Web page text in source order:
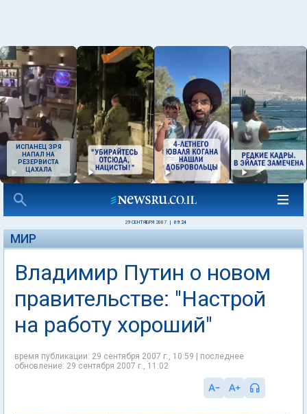
ИСПАНЕЦ ЗРЯ
НАПАЛ НА
РЕЗЕРВИСТА
ЦАХАЛА
29 СЕНТЯБРЯ 2007 09:24
МИР
Владимир Путин о новом
правительстве: "Настрой
на работу хороший"
время публикации: 29 сентября 2007 г., 10:59 | последнее
обновление: 29 сентября 2007 г., 11:02